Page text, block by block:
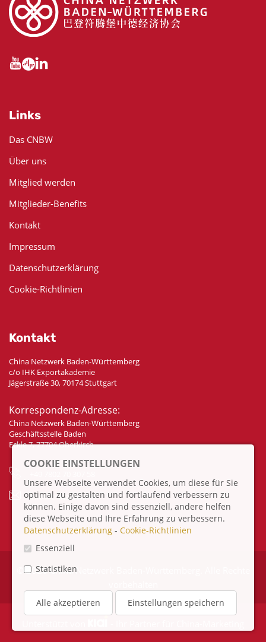
Links
Das CNBW
Über uns
Mitglied werden
Mitglieder-Benefits
Kontakt
Impressum
Datenschutzerklärung
Cookie-Richtlinien
Kontakt
China Netzwerk Baden-Württemberg
c/o IHK Exportakademie
Jägerstraße 30, 70174 Stuttgart
Korrespondenz-Adresse:
China Netzwerk Baden-Württemberg
Geschäftsstelle Baden
Eckle 7, 77704 Oberkirch
info@china-bw.net
© 2026 China Netzwerk Baden-Württemberg. Alle Rechte
COOKIE EINSTELLUNGEN
Unsere Webseite verwendet Cookies, um diese für Sie
optimal zu gestalten und fortlaufend verbessern zu
können. Einige davon sind essenziell, andere helfen
diese Webseite und Ihre Erfahrung zu verbessern.
Datenschutzerklärung - Cookie-Richtlinien
Essenziell
Statistiken
Alle akzeptieren Einstellungen speichern